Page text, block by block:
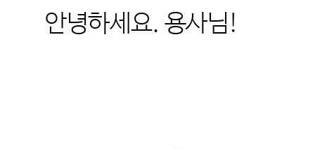
안녕하세요. 용사님!